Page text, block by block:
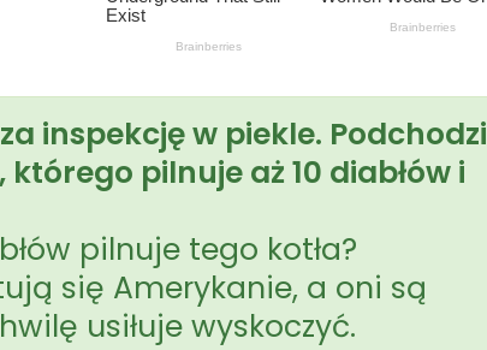
inspekcję w piekle. Podchodzi
pilnuje aż 10 diabłów i
pilnuje tego kotła?
się Amerykanie, a oni są
usiłuje wyskoczyć.